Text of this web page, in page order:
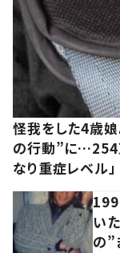
怪我をした4歳
の行動”に…254
なり重症レベル」
い
の”